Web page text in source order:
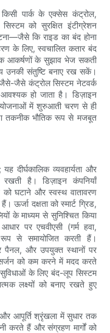
पार्क के एक्सेस कंट्रोल,
को सुरक्षित इंटीग्रेशन
कि राइड का बंद होना
के लिए, स्वचालित कतार बंद
आकर्षणों के सुझाव भेज सकती
उनकी संतुष्टि बनाए रख सकें।
जैसे-जैसे कंट्रोल सिस्टम नेटवर्क
हो जाता है। डिज़ाइन
योजनाओं में शुरुआती चरण से ही
तकनीक भौतिक रूप से मजबूत
दीर्घकालिक व्यवहार्यता और
है। डिज़ाइन कंपनियाँ
को घटाने और स्वस्थ वातावरण
ऊर्जा दक्षता को स्मार्ट ग्रिड,
के माध्यम से सुनिश्चित किया
पर एचवीएसी (गर्म हवा,
से समायोजित करती हैं।
पैनल, और उपयुक्त स्थानों पर
को कम करने में मदद करते
के लिए बंद-लूप सिस्टम
लक्ष्यों को बनाए रखते हुए
और आपूर्ति श्रृंखला में सुधार तक
करते हैं और संग्रहण मार्गों को